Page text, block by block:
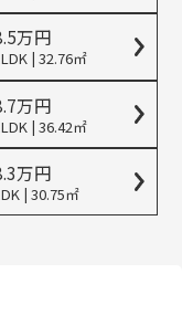
万円
| 32.76㎡
万円
| 36.42㎡
万円
| 30.75㎡